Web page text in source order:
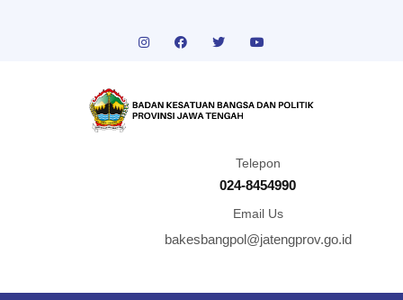
Telepon
024-8454990
Email Us
bakesbangpol@jatengprov.go.id